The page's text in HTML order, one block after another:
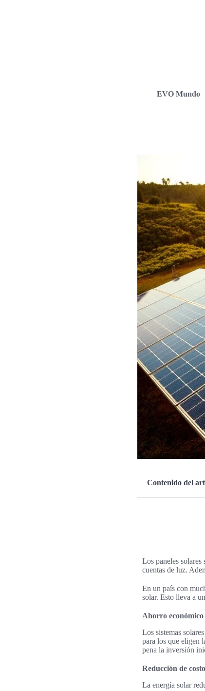
EVO Mundo
Contenido del
Los paneles
cuentas de luz.
En un país con
solar. Esto lleva a
Ahorro
Los sistemas
para los que eligen
pena la inversión
Reducción de
La energía solar